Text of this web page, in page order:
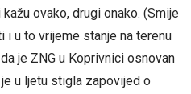
ovako, drugi onako. (Smije
i u to vrijeme stanje na terenu
je ZNG u Koprivnici osnovan
u ljetu stigla zapovijed o